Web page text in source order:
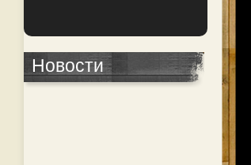
Новости